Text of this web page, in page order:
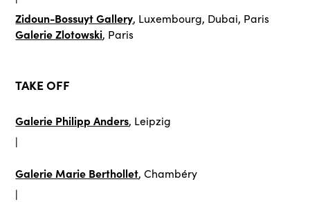
Zidoun-Bossuyt Gallery, Luxembourg, Dubai, Paris
Galerie Zlotowski, Paris
TAKE OFF
Galerie Philipp Anders, Leipzig
|
Galerie Marie Berthollet, Chambéry
|